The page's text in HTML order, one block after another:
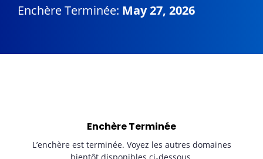
Enchère Terminée: May 27, 2026
Enchère Terminée
L’enchère est terminée. Voyez les autres domaines